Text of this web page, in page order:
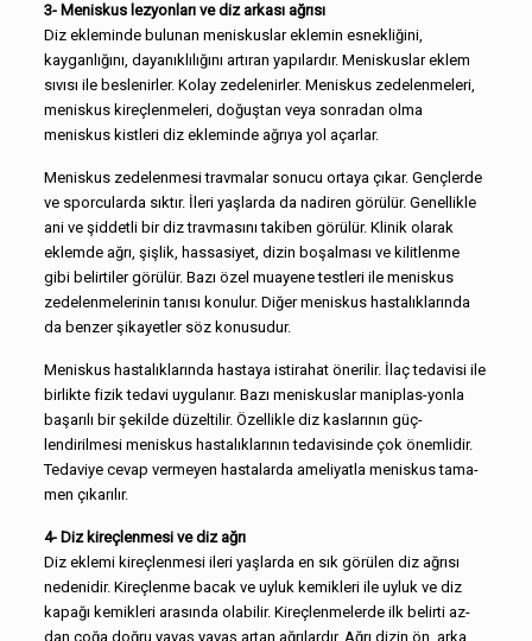
3- Meniskus lezyonları ve diz arkası ağrısı
Diz ekleminde bulunan meniskuslar eklemin esnekliğini,
kayganlığını, dayanıklılığını artıran yapılardır. Meniskuslar eklem
sıvısı ile beslenirler. Kolay zedelenirler. Meniskus zedelenmeleri,
meniskus kireçlenmeleri, doğuştan veya sonradan olma
meniskus kistleri diz ekleminde ağrıya yol açarlar.
Meniskus zedelenmesi travmalar sonucu ortaya çıkar. Genç­lerde
ve sporcularda sıktır. İleri yaşlarda da nadiren görülür. Ge­nellikle
ani ve şiddetli bir diz travmasını takiben görülür. Klinik olarak
eklemde ağrı, şişlik, hassasiyet, dizin boşalması ve kilit­lenme
gibi belirtiler görülür. Bazı özel muayene testleri ile menis­kus
zedelenmelerinin tanısı konulur. Diğer meniskus hastalıkla­rında
da benzer şikayetler söz konusudur.
Meniskus hastalıklarında hastaya istirahat önerilir. İlaç teda­visi ile
birlikte fizik tedavi uygulanır. Bazı meniskuslar maniplas-yonla
başarılı bir şekilde düzeltilir. Özellikle diz kaslarının güç­
lendirilmesi meniskus hastalıklarının tedavisinde çok önemlidir.
Tedaviye cevap vermeyen hastalarda ameliyatla meniskus tama­
men çıkarılır.
4- Diz kireçlenmesi ve diz ağrı
Diz eklemi kireçlenmesi ileri yaşlarda en sık görülen diz ağrı­sı
nedenidir. Kireçlenme bacak ve uyluk kemikleri ile uyluk ve diz
kapağı kemikleri arasında olabilir. Kireçlenmelerde ilk belirti az­
dan çoğa doğru yavaş yavaş artan ağrılardır. Ağrı dizin ön, arka